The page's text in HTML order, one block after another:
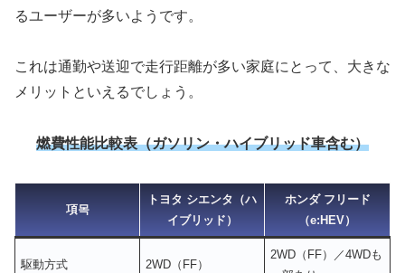
るユーザーが多いようです。
これは通勤や送迎で走行距離が多い家庭にとって、大きな
メリットといえるでしょう。
燃費性能比較表（ガソリン・ハイブリッド車含む）
項목
トヨタ シエンタ（ハ
イブリッド）
ホンダ フリード
（e:HEV）
駆動方式 2WD（FF）
2WD（FF）／4WDも